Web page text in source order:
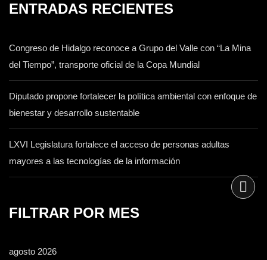
ENTRADAS RECIENTES
Congreso de Hidalgo reconoce a Grupo del Valle con “La Mina
del Tiempo”, transporte oficial de la Copa Mundial
Diputado propone fortalecer la política ambiental con enfoque de
bienestar y desarrollo sustentable
LXVI Legislatura fortalece el acceso de personas adultas
mayores a las tecnologías de la información
FILTRAR POR MES
agosto 2026